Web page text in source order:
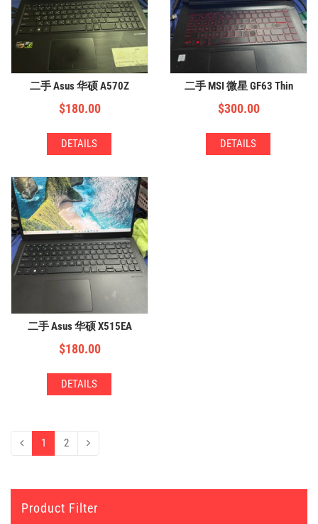
二手 Asus 华硕 A570Z
$180.00
DETAILS
二手 MSI 微星 GF63 Thin
$300.00
DETAILS
二手 Asus 华硕 X515EA
$180.00
DETAILS
1 2
Product Filter